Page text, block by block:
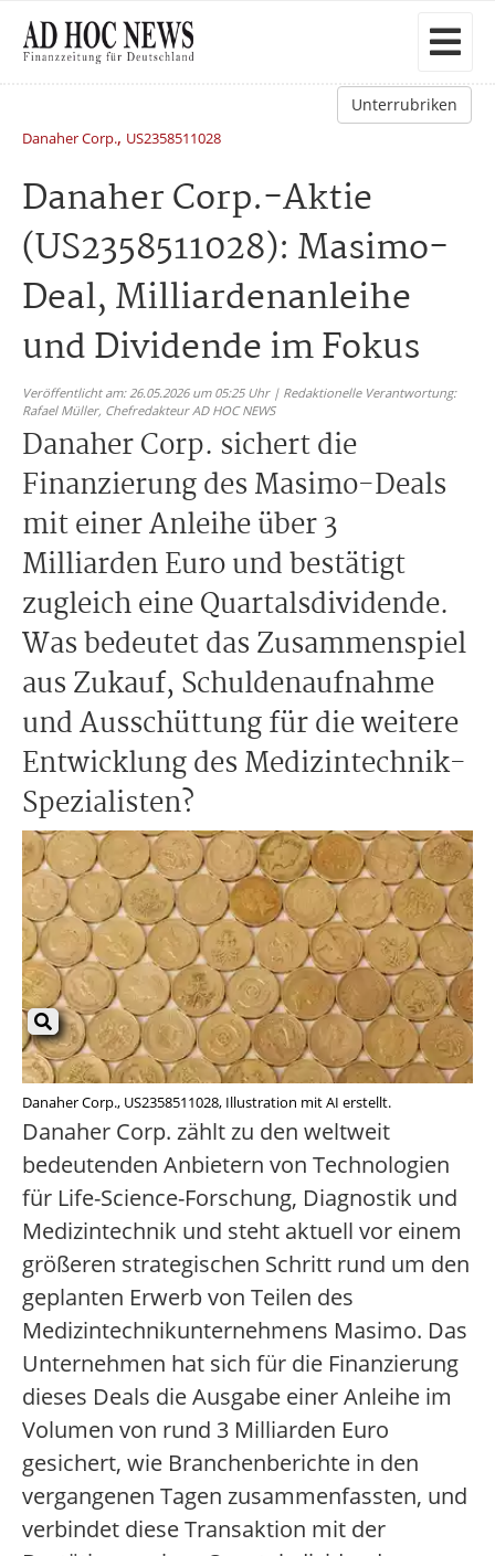
Unterrubriken
Danaher Corp., US2358511028
Danaher Corp.-Aktie
(US2358511028): Masimo-
Deal, Milliardenanleihe
und Dividende im Fokus
Veröffentlicht am: 26.05.2026 um 05:25 Uhr | Redaktionelle Verantwortung:
Rafael Müller, Chefredakteur AD HOC NEWS
Danaher Corp. sichert die
Finanzierung des Masimo-Deals
mit einer Anleihe über 3
Milliarden Euro und bestätigt
zugleich eine Quartalsdividende.
Was bedeutet das Zusammenspiel
aus Zukauf, Schuldenaufnahme
und Ausschüttung für die weitere
Entwicklung des Medizintechnik-
Spezialisten?
Danaher Corp., US2358511028, Illustration mit AI erstellt.
Danaher Corp. zählt zu den weltweit
bedeutenden Anbietern von Technologien
für Life-Science-Forschung, Diagnostik und
Medizintechnik und steht aktuell vor einem
größeren strategischen Schritt rund um den
geplanten Erwerb von Teilen des
Medizintechnikunternehmens Masimo. Das
Unternehmen hat sich für die Finanzierung
dieses Deals die Ausgabe einer Anleihe im
Volumen von rund 3 Milliarden Euro
gesichert, wie Branchenberichte in den
vergangenen Tagen zusammenfassten, und
verbindet diese Transaktion mit der